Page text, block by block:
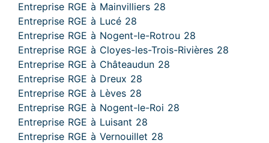
Entreprise RGE à Mainvilliers 28
Entreprise RGE à Lucé 28
Entreprise RGE à Nogent-le-Rotrou 28
Entreprise RGE à Cloyes-les-Trois-Rivières 28
Entreprise RGE à Châteaudun 28
Entreprise RGE à Dreux 28
Entreprise RGE à Lèves 28
Entreprise RGE à Nogent-le-Roi 28
Entreprise RGE à Luisant 28
Entreprise RGE à Vernouillet 28